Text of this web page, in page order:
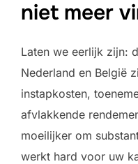
niet meer
Laten we eerlijk zijn:
Nederland en België
instapkosten,
afvlakkende
moeilijker om
werkt hard voor uw